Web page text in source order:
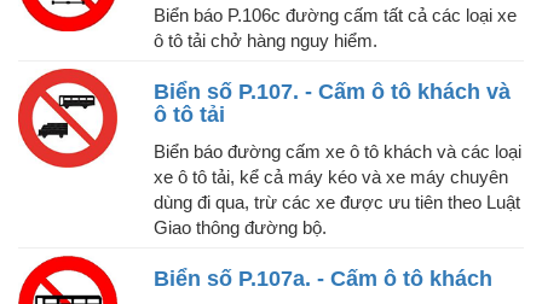
Biển báo P.106c đường cấm tất cả các loại xe
ô tô tải chở hàng nguy hiểm.
Biển số P.107. - Cấm ô tô khách và
ô tô tải
Biển báo đường cấm xe ô tô khách và các loại
xe ô tô tải, kể cả máy kéo và xe máy chuyên
dùng đi qua, trừ các xe được ưu tiên theo Luật
Giao thông đường bộ.
Biển số P.107a. - Cấm ô tô khách